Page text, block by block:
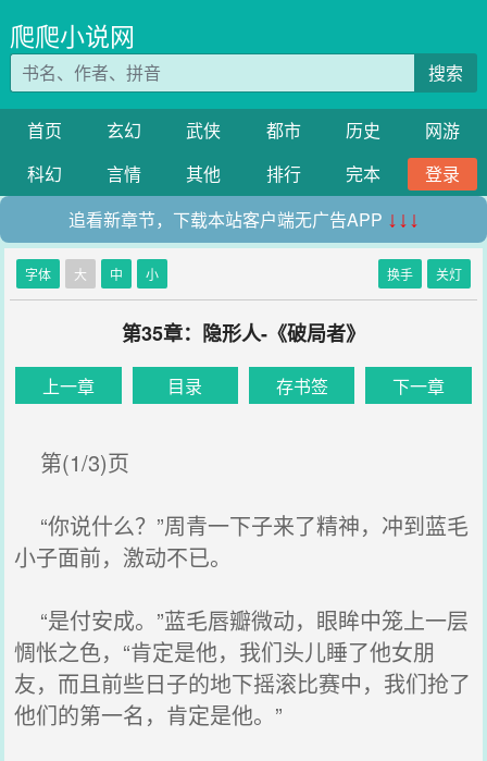
爬爬小说网
搜索
首页 玄幻 武侠 都市 历史
网游
科幻
言情 其他 排行 完本
登录
追看新章节，下载本站客户端无广告APP ↓↓↓
字体 大 中 小 换手 关灯
第35章：隐形人-《破局者》
上一章 目录 存书签 下一章
第(1/3)页
“你说什么？”周青一下子来了精神，冲到蓝毛
小子面前，激动不已。
“是付安成。”蓝毛唇瓣微动，眼眸中笼上一层
惆怅之色，“肯定是他，我们头儿睡了他女朋
友，而且前些日子的地下摇滚比赛中，我们抢了
他们的第一名，肯定是他。”